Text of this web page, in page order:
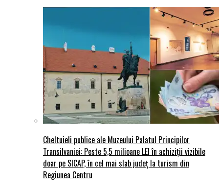
Cheltuieli publice ale Muzeului Palatul Principilor
Transilvaniei: Peste 5,5 milioane LEI în achiziții vizibile
doar pe SICAP, în cel mai slab județ la turism din
Regiunea Centru